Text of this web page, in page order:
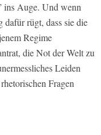
ins Auge. Und wenn
rügt, dass sie die
Regime
die Not der Welt zu
Leiden
Fragen